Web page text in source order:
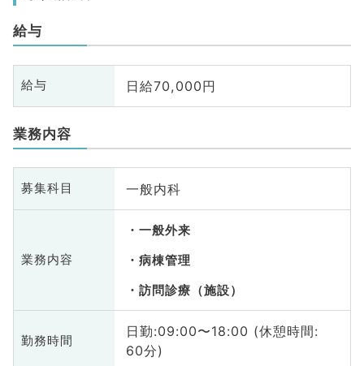
給与
給与 日給70,000円
業務内容
募集科目 一般内科
業務内容
一般外来
病棟管理
訪問診療（施設）
勤務時間
日勤:09:00〜18:00 (休憩時間:
60分)